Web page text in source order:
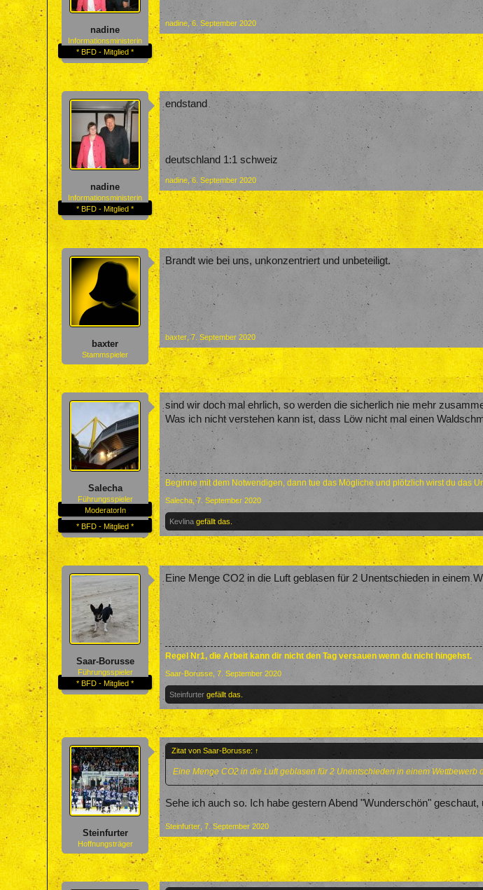
nadine
Informationsministerin
* BFD - Mitglied *
nadine , 6. September 2020
nadine
Informationsministerin
* BFD - Mitglied *
endstand
deutschland 1:1 schweiz
nadine , 6. September 2020
baxter
Stammspieler
Brandt wie bei uns, unkonzentriert und unbeteiligt.
baxter 7. September 2020
Salecha
Führungsspieler
ModeratorIn
* BFD - Mitglied *
sind wir doch mal ehrlich, so werden die sicherlich nie mehr
Was ich nicht verstehen kann ist, dass Löw nicht mal einen
Beginne mit dem Notwendigen, dann tue das Mögliche und plötzlich wirst du das
Salecha 7. September 2020
Kevlina gefällt das.
Saar-Borusse
Führungsspieler
* BFD - Mitglied *
Eine Menge CO2 in die Luft geblasen für 2 Unentschieden in einem
Regel Nr1, die Arbeit kann dir nicht den Tag versauen wenn du nicht hingehst.
Saar-Borusse 7. September 2020
Steinfurter gefällt das.
Steinfurter
Hoffnungsträger
Zitat von Saar-Borusse: ↑
Eine Menge CO2 in die Luft geblasen für 2 Unentschieden in einem Wettbewerb
Sehe ich auch so. Ich habe gestern Abend "Wunderschön"
Steinfurter 7. September 2020